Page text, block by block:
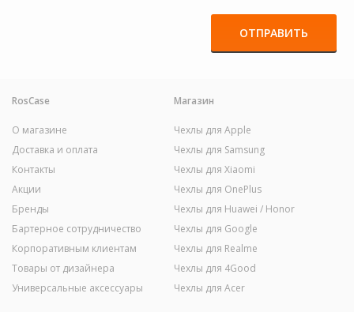
ОТПРАВИТЬ
RosCase
О магазине
Доставка и оплата
Контакты
Акции
Бренды
Бартерное сотрудничество
Корпоративным клиентам
Товары от дизайнера
Универсальные аксессуары
Магазин
Чехлы для Apple
Чехлы для Samsung
Чехлы для Xiaomi
Чехлы для OnePlus
Чехлы для Huawei / Honor
Чехлы для Google
Чехлы для Realme
Чехлы для 4Good
Чехлы для Acer